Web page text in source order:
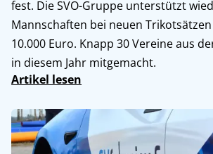
fest. Die SVO-Gruppe unterstützt
Mannschaften bei neuen
10.000 Euro. Knapp 30 Vereine aus
in diesem Jahr mitgemacht.
Artikel lesen